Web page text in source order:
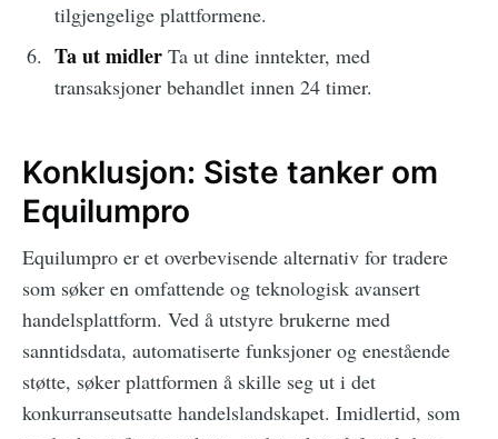
tilgjengelige plattformene.
Ta ut midlerTa ut dine inntekter, med
transaksjoner behandlet innen 24 timer.
Konklusjon: Siste tanker om
Equilumpro
Equilumpro er et overbevisende alternativ for tradere
som søker en omfattende og teknologisk avansert
handelsplattform. Ved å utstyre brukerne med
sanntidsdata, automatiserte funksjoner og enestående
støtte, søker plattformen å skille seg ut i det
konkurranseutsatte handelslandskapet. Imidlertid, som